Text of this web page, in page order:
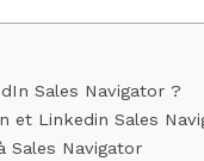
Sales Navigator ?
et Linkedin Sales
Sales Navigator